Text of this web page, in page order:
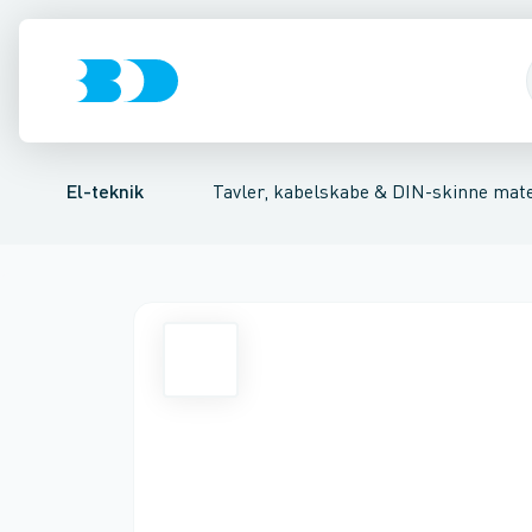
El-teknik Tavler, kabelskabe & DIN-skinne
Afbrydere, stikkontakter & lampeudtag
Tavler, kapsling og rackskabeFordelings-/
Ventilationsplade (indkapsling/skab) Dækplade /